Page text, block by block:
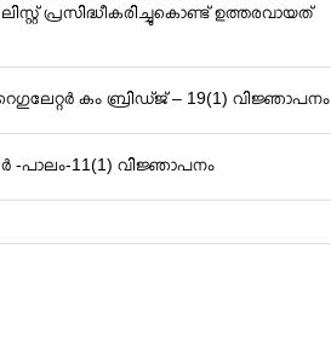
ലിസ്റ്റ് പ്രസിദ്ധീകരിച്ചുകൊണ്ട് ഉത്തരവായത്
കം ബ്രിഡ്ജ് – 19(1) വിജ്ഞാപനം
-പാലം-11(1) വിജ്ഞാപനം